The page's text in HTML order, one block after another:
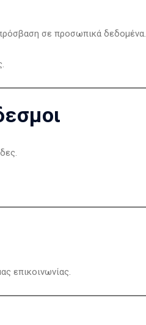
σε προσωπικά δεδομένα.
επικοινωνίας.